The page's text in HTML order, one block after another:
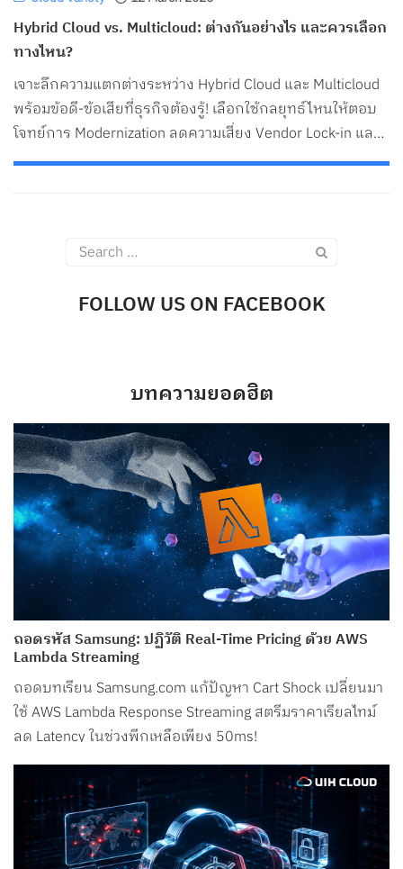
Hybrid Cloud vs. Multicloud: ต่างกันอย่างไร และควรเลือก
ทางไหน?
เจาะลึกความแตกต่างระหว่าง Hybrid Cloud และ Multicloud
พร้อมข้อดี-ข้อเสียที่ธุรกิจต้องรู้! เลือกใช้กลยุทธ์ไหนให้ตอบ
โจทย์การ Modernization ลดความเสี่ยง Vendor Lock-in และ
คุมงบประมาณได้จริง
Search
for:
FOLLOW US ON FACEBOOK
บทความยอดฮิต
ถอดรหัส Samsung: ปฏิวัติ Real-Time Pricing ด้วย AWS
Lambda Streaming
ถอดบทเรียน Samsung.com แก้ปัญหา Cart Shock เปลี่ยนมา
ใช้ AWS Lambda Response Streaming สตรีมราคาเรียลไทม์
ลด Latency ในช่วงพีกเหลือเพียง 50ms!